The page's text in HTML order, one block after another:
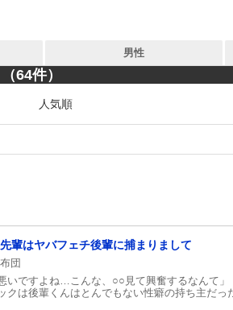
男性
64件）
人気順
輩はヤバフェチ後輩に捕まりまして
団
いですよね…こんな、○○見て興奮するなんて」
クは後輩くんはとんでもない性癖の持ち主だ